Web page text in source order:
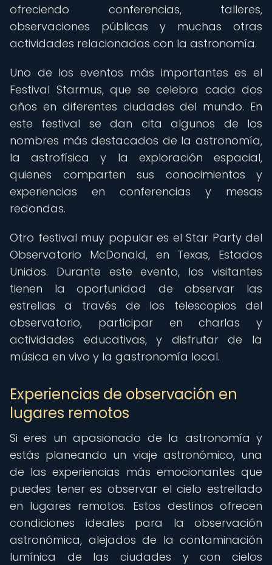
ofreciendo conferencias, talleres,
observaciones públicas y muchas otras
actividades relacionadas con la astronomía.
Uno de los eventos más importantes es el
Festival Starmus, que se celebra cada dos
años en diferentes ciudades del mundo. En
este festival se dan cita algunos de los
nombres más destacados de la astronomía,
la astrofísica y la exploración espacial,
quienes comparten sus conocimientos y
experiencias en conferencias y mesas
redondas.
Otro festival muy popular es el Star Party del
Observatorio McDonald, en Texas, Estados
Unidos. Durante este evento, los visitantes
tienen la oportunidad de observar las
estrellas a través de los telescopios del
observatorio, participar en charlas y
actividades educativas, y disfrutar de la
música en vivo y la gastronomía local.
Experiencias de observación en
lugares remotos
Si eres un apasionado de la astronomía y
estás planeando un viaje astronómico, una
de las experiencias más emocionantes que
puedes tener es observar el cielo estrellado
en lugares remotos. Estos destinos ofrecen
condiciones ideales para la observación
astronómica, alejados de la contaminación
lumínica de las ciudades y con cielos